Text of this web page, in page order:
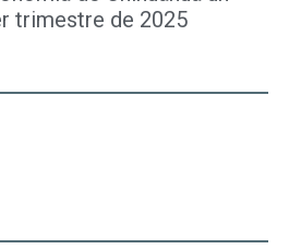
trimestre de 2025